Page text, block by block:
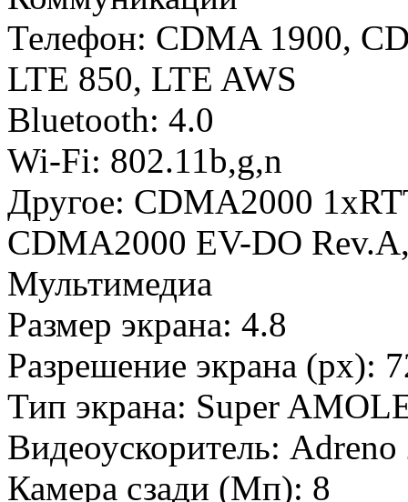
Телефон: CDMA 1900,
LTE 850, LTE AWS
Bluetooth: 4.0
Wi-Fi: 802.11b,g,n
Другое: CDMA2000
CDMA2000 EV-DO
Мультимедиа
Размер экрана: 4.8
Разрешение экрана (px):
Тип экрана: Super
Видеоускоритель: Adreno
Камера сзади (Мп): 8